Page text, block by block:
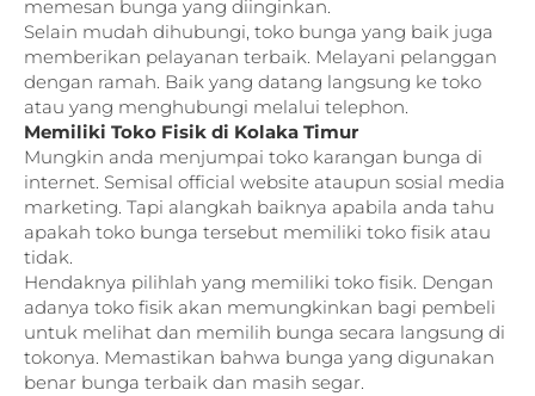
memesan bunga yang diinginkan.
Selain mudah dihubungi, toko bunga yang baik juga
memberikan pelayanan terbaik. Melayani pelanggan
dengan ramah. Baik yang datang langsung ke toko
atau yang menghubungi melalui telephon.
Memiliki Toko Fisik di Kolaka Timur
Mungkin anda menjumpai toko karangan bunga di
internet. Semisal official website ataupun sosial media
marketing. Tapi alangkah baiknya apabila anda tahu
apakah toko bunga tersebut memiliki toko fisik atau
tidak.
Hendaknya pilihlah yang memiliki toko fisik. Dengan
adanya toko fisik akan memungkinkan bagi pembeli
untuk melihat dan memilih bunga secara langsung di
tokonya. Memastikan bahwa bunga yang digunakan
benar bunga terbaik dan masih segar.